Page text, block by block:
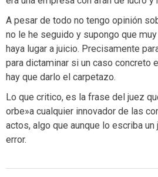
A pesar de todo no tengo opinión
no le he seguido y supongo que
haya lugar a juicio. Precisamente
para dictaminar si un caso concreto
hay que darlo el carpetazo.
Lo que critico, es la frase del juez
orbe»a cualquier innovador de las
actos, algo que aunque lo escriba
error.